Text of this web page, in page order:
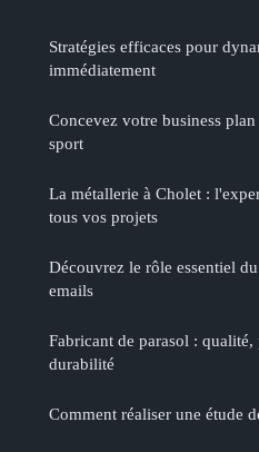
Stratégies efficaces pour
immédiatement
Concevez votre business
sport
La métallerie à Cholet :
tous vos projets
Découvrez le rôle essentiel
emails
Fabricant de parasol :
durabilité
Comment réaliser une étude